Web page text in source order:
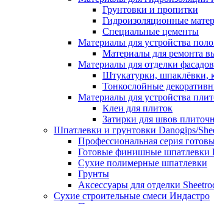
Грунтовки и пропитки
Гидроизоляционные
Специальные цементы
Материалы для устройства
Материалы для ремонта
Материалы для отделки
Штукатурки, шпаклёвки,
Тонкослойные
Материалы для устройства
Клеи для плиток
Затирки для швов
Шпатлевки и грунтовки Danogips/
Профессиональная серия
Готовые финишные шпатлевки
Сухие полимерные шпатлевки
Грунты
Аксессуары для отделки
Сухие строительные смеси Индастро